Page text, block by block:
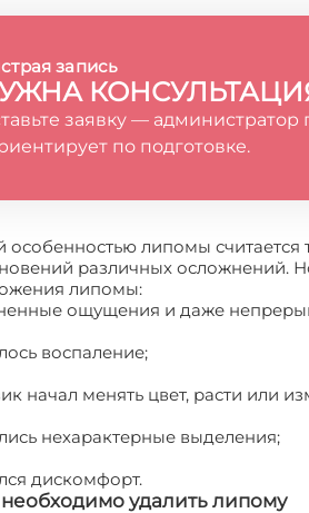
запись
заявку —
по подготовке.
особенностью липомы считается
различных осложнений.
липомы:
ощущения и даже
воспаление;
начал менять цвет, расти или
нехарактерные выделения;
дискомфорт.
удалить липому